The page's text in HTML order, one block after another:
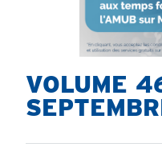
VOLUME